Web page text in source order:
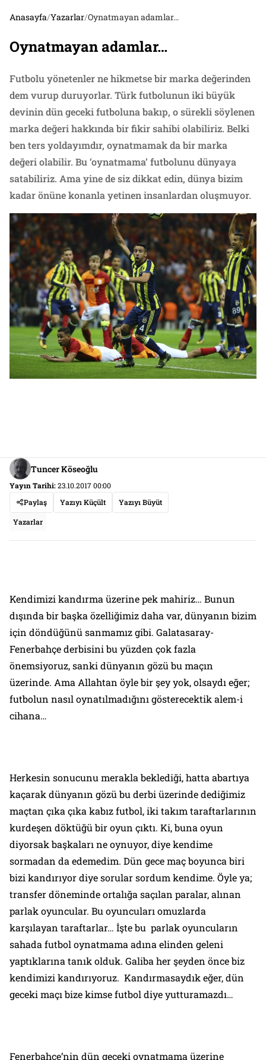
Anasayfa/Yazarlar/Oynatmayan adamlar…
Oynatmayan adamlar…
Futbolu yönetenler ne hikmetse bir marka değerinden
dem vurup duruyorlar. Türk futbolunun iki büyük
devinin dün geceki futboluna bakıp, o sürekli söylenen
marka değeri hakkında bir fikir sahibi olabiliriz. Belki
ben ters yoldayımdır, oynatmamak da bir marka
değeri olabilir. Bu ‘oynatmama’ futbolunu dünyaya
satabiliriz. Ama yine de siz dikkat edin, dünya bizim
kadar önüne konanla yetinen insanlardan oluşmuyor.
Tuncer Köseoğlu
Yayın Tarihi:23.10.2017 00:00
Paylaş
Yazıyı Küçült Yazıyı Büyüt
Yazarlar
Kendimizi kandırma üzerine pek mahiriz… Bunun
dışında bir başka özelliğimiz daha var, dünyanın bizim
için döndüğünü sanmamız gibi. Galatasaray-
Fenerbahçe derbisini bu yüzden çok fazla
önemsiyoruz, sanki dünyanın gözü bu maçın
üzerinde. Ama Allahtan öyle bir şey yok, olsaydı eğer;
futbolun nasıl oynatılmadığını gösterecektik alem-i
cihana…
Herkesin sonucunu merakla beklediği, hatta abartıya
kaçarak dünyanın gözü bu derbi üzerinde dediğimiz
maçtan çıka çıka kabız futbol, iki takım taraftarlarının
kurdeşen döktüğü bir oyun çıktı. Ki, buna oyun
diyorsak başkaları ne oynuyor, diye kendime
sormadan da edemedim. Dün gece maç boyunca biri
bizi kandırıyor diye sorular sordum kendime. Öyle ya;
transfer döneminde ortalığa saçılan paralar, alınan
parlak oyuncular. Bu oyuncuları omuzlarda
karşılayan taraftarlar… İşte bu parlak oyuncuların
sahada futbol oynatmama adına elinden geleni
yaptıklarına tanık olduk. Galiba her şeyden önce biz
kendimizi kandırıyoruz. Kandırmasaydık eğer, dün
geceki maçı bize kimse futbol diye yutturamazdı…
Fenerbahçe’nin dün geceki oynatmama üzerine